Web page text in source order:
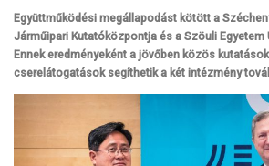
Együttműködési megállapodást kötött a
Járműipari Kutatóközpontja és a Szöuli Egyetem
Ennek eredményeként a jövőben közös
cserelátogatások segíthetik a két intézmény